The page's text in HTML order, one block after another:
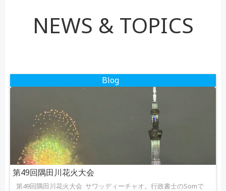
ゲ
シ
ョ
ン
ナ
ゲ
ン
NEWS & TOPICS
Blog
第49回隅田川花火大会
第49回隅田川花火大会 サワッディーチャオ。行政書士のSomで